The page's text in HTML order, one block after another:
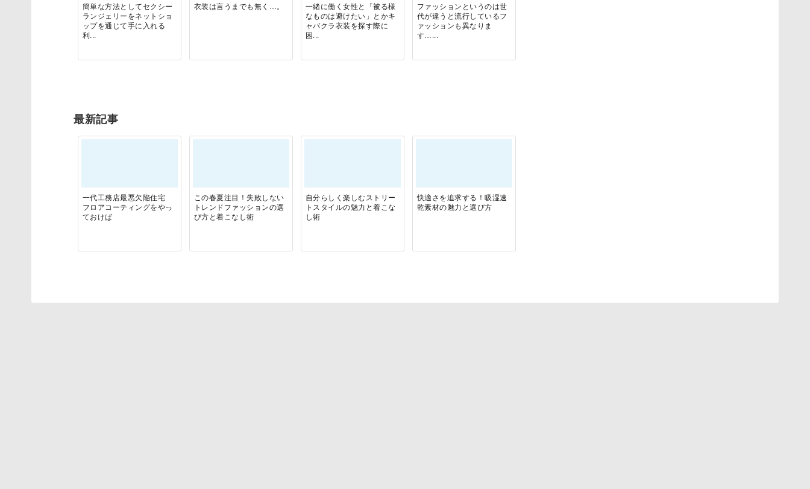
簡単な方法としてセクシー
ランジェリーをネットショ
ップを通じて手に入れる
利...
衣装は言うまでも無く…。
一緒に働く女性と「被る様
なものは避けたい」とかキ
ャバクラ衣装を探す際に
困...
ファッションというのは世
代が違うと流行しているフ
ァッションも異なりま
す…...
最新記事
一代工務店最悪欠陥住宅
フロアコーティングをやっ
ておけば
この春夏注目！失敗しない
トレンドファッションの選
び方と着こなし術
自分らしく楽しむストリー
トスタイルの魅力と着こな
し術
快適さを追求する！吸湿速
乾素材の魅力と選び方